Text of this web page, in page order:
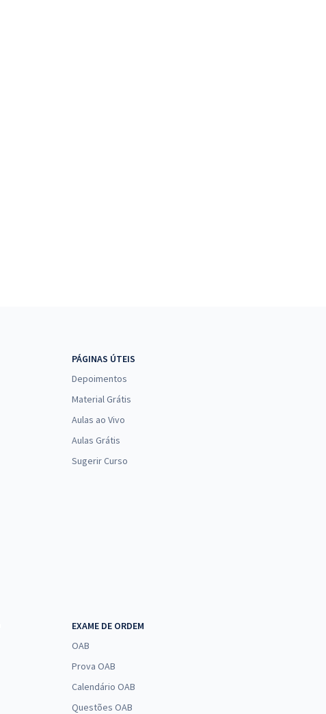
PÁGINAS ÚTEIS
Depoimentos
Material Grátis
Aulas ao Vivo
Aulas Grátis
Sugerir Curso
EXAME DE ORDEM
OAB
Prova OAB
Calendário OAB
Questões OAB